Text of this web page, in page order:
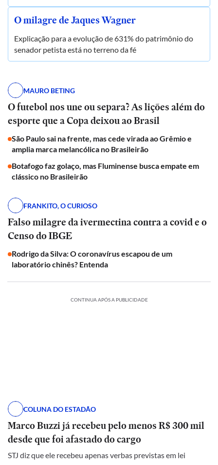
O milagre de Jaques Wagner
Explicação para a evolução de 631% do patrimônio do
senador petista está no terreno da fé
MAURO BETING
O futebol nos une ou separa? As lições além do
esporte que a Copa deixou ao Brasil
São Paulo sai na frente, mas cede virada ao Grêmio e
amplia marca melancólica no Brasileirão
Botafogo faz golaço, mas Fluminense busca empate em
clássico no Brasileirão
FRANKITO, O CURIOSO
Falso milagre da ivermectina contra a covid e o
Censo do IBGE
Rodrigo da Silva: O coronavírus escapou de um
laboratório chinês? Entenda
CONTINUA APÓS A PUBLICIDADE
COLUNA DO ESTADÃO
Marco Buzzi já recebeu pelo menos R$ 300 mil
desde que foi afastado do cargo
STJ diz que ele recebeu apenas verbas previstas em lei